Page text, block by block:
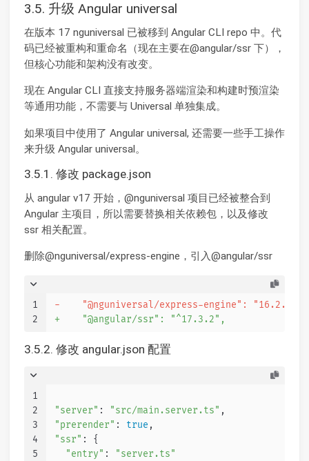
3.5. 升级 Angular universal
在版本 17 nguniversal 已被移到 Angular CLI repo 中。代
码已经被重构和重命名（现在主要在@angular/ssr 下），
但核心功能和架构没有改变。
现在 Angular CLI 直接支持服务器端渲染和构建时预渲染
等通用功能，不需要与 Universal 单独集成。
如果项目中使用了 Angular universal, 还需要一些手工操作
来升级 Angular universal。
3.5.1. 修改 package.json
从 angular v17 开始，@nguniversal 项目已经被整合到
Angular 主项目，所以需要替换相关依赖包，以及修改
ssr 相关配置。
删除@nguniversal/express-engine，引入@angular/ssr
1
2
-    "@nguniversal/express-engine": "16.2.0",
+    "@angular/ssr": "^17.3.2",
3.5.2. 修改 angular.json 配置
1
2
3
4
5
"server" : "src/main.server.ts" ,
"prerender" : true ,
"ssr" : {
"entry" :
"server.ts"